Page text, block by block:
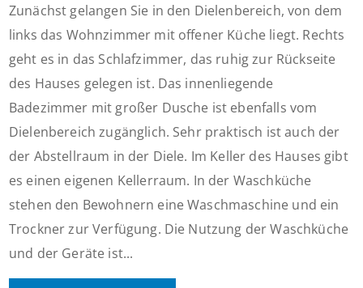
Zunächst gelangen Sie in den Dielenbereich, von dem
links das Wohnzimmer mit offener Küche liegt. Rechts
geht es in das Schlafzimmer, das ruhig zur Rückseite
des Hauses gelegen ist. Das innenliegende
Badezimmer mit großer Dusche ist ebenfalls vom
Dielenbereich zugänglich. Sehr praktisch ist auch der
der Abstellraum in der Diele. Im Keller des Hauses gibt
es einen eigenen Kellerraum. In der Waschküche
stehen den Bewohnern eine Waschmaschine und ein
Trockner zur Verfügung. Die Nutzung der Waschküche
und der Geräte ist...